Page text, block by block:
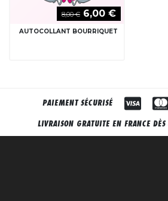
8,00 € 6,00 €
AUTOCOLLANT BOURRIQUET
PAIEMENT SÉCURISÉ
LIVRAISON GRATUITE EN FRANCE